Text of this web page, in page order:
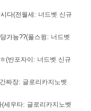
다(전월세: 너드벳 신규
가능??(풀스윙: 너드벳
(반포자이: 너드벳 신규
짜장: 글로리카지노벳
(세우타: 글로리카지노벳